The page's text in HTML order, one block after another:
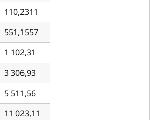
110,2311
551,1557
1 102,31
3 306,93
5 511,56
11 023,11